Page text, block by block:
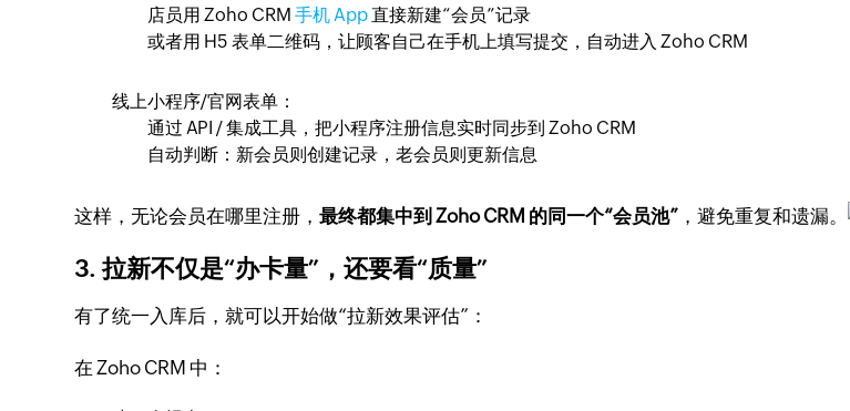
店员用 Zoho CRM手机 App直接新建“会员”记录
或者用 H5 表单二维码，让顾客自己在手机上填写提交，自动进入 Zoho CRM
线上小程序/官网表单：
通过 API / 集成工具，把小程序注册信息实时同步到 Zoho CRM
自动判断：新会员则创建记录，老会员则更新信息
这样，无论会员在哪里注册，最终都集中到 Zoho CRM 的同一个“会员池” ，避免重复和遗漏。
3. 拉新不仅是“办卡量”，还要看“质量”
有了统一入库后，就可以开始做“拉新效果评估”：
在 Zoho CRM 中：